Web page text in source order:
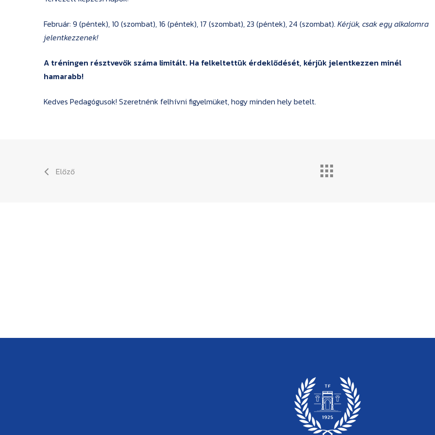
Február: 9 (péntek), 10 (szombat), 16 (péntek), 17 (szombat), 23 (péntek), 24 (szombat).Kérjük, csak egy alkalomra
jelentkezzenek!
A tréningen résztvevők száma limitált. Ha felkeltettük érdeklődését, kérjük jelentkezzen minél
hamarabb!
Kedves Pedagógusok! Szeretnénk felhívni figyelmüket, hogy minden hely betelt.
Előző